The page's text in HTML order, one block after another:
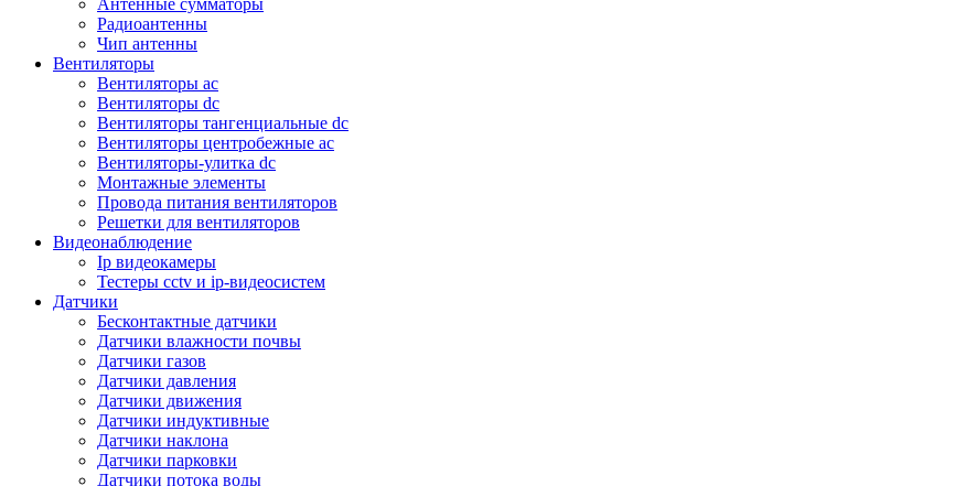
Антенные сумматоры
Радиоантенны
Чип антенны
Вентиляторы
Вентиляторы ac
Вентиляторы dc
Вентиляторы тангенциальные dc
Вентиляторы центробежные ac
Вентиляторы-улитка dc
Монтажные элементы
Провода питания вентиляторов
Решетки для вентиляторов
Видеонаблюдение
Ip видеокамеры
Тестеры cctv и ip-видеосистем
Датчики
Бесконтактные датчики
Датчики влажности почвы
Датчики газов
Датчики давления
Датчики движения
Датчики индуктивные
Датчики наклона
Датчики парковки
Датчики потока воды